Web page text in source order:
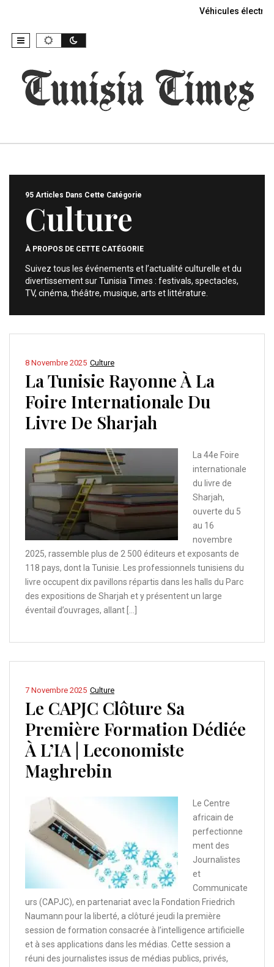
Véhicules
95 Articles Dans Cette Catégorie
Culture
À PROPOS DE CETTE CATÉGORIE
Suivez tous les événements et l’actualité culturelle et du
divertissement sur Tunisia Times : festivals, spectacles,
TV, cinéma, théâtre, musique, arts et littérature.
Culture
8 Novembre 2025
La Tunisie Rayonne À La
Foire Internationale Du
Livre De Sharjah
La 44e Foire
internationale
du livre de
Sharjah,
ouverte du 5
au 16
novembre
2025, rassemble plus de 2 500 éditeurs et exposants de
118 pays, dont la Tunisie. Les professionnels tunisiens du
livre occupent dix pavillons répartis dans les halls du Parc
des expositions de Sharjah et y présentent un large
éventail d’ouvrages, allant […]
Culture
7 Novembre 2025
Le CAPJC Clôture Sa
Première Formation Dédiée
À L’IA | Leconomiste
Maghrebin
Le Centre
africain de
perfectionne
ment des
Journalistes
et
Communicate
urs (CAPJC), en partenariat avec la Fondation Friedrich
Naumann pour la liberté, a clôturé jeudi la première
session de formation consacrée à l’intelligence artificielle
et à ses applications dans les médias. Cette session a
réuni des journalistes issus de médias publics, privés,